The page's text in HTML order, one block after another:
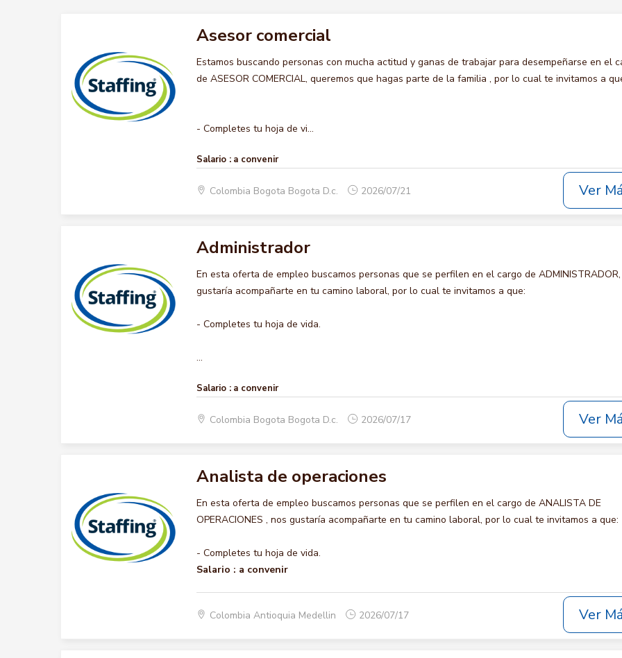
Asesor comercial
Estamos buscando personas con mucha actitud y ganas de trabajar para desempeñarse en el
de ASESOR COMERCIAL, queremos que hagas parte de la familia , por lo cual te invitamos a
- Completes tu hoja de vi...
Salario : a convenir
Colombia Bogota Bogota D.c. 2026/07/21 Ver
Administrador
En esta oferta de empleo buscamos personas que se perfilen en el cargo de
gustaría acompañarte en tu camino laboral, por lo cual te invitamos a que:
- Completes tu hoja de vida.
...
Salario : a convenir
Colombia Bogota Bogota D.c. 2026/07/17 Ver
Analista de operaciones
En esta oferta de empleo buscamos personas que se perfilen en el cargo de ANALISTA DE
OPERACIONES , nos gustaría acompañarte en tu camino laboral, por lo cual te invitamos a que:
- Completes tu hoja de vida.
Salario : a convenir
Colombia Antioquia Medellin 2026/07/17 Ver